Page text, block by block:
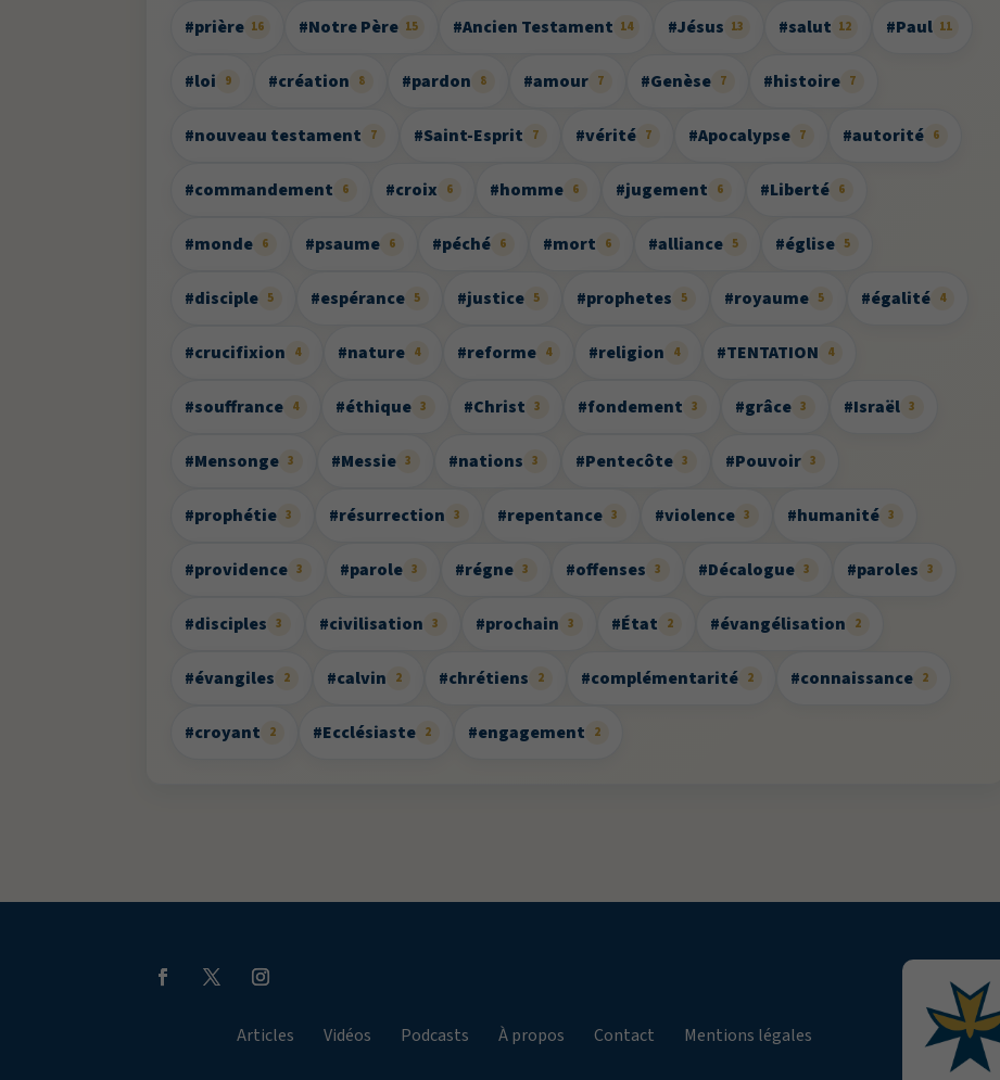
#prière 16 #Notre Père 15 #Ancien Testament 14 #Jésus 13 #salut 12 #Paul 11
#loi 9 #création 8 #pardon 8 #amour 7 #Genèse 7 #histoire 7
#nouveau testament 7 #Saint-Esprit 7 #vérité 7 #Apocalypse 7 #autorité 6
#commandement 6 #croix 6 #homme 6 #jugement 6 #Liberté 6
#monde 6 #psaume 6 #péché 6 #mort 6 #alliance 5 #église 5
#disciple 5 #espérance 5 #justice 5 #prophetes 5 #royaume 5 #égalité 4
#crucifixion 4 #nature 4 #reforme 4 #religion 4 #TENTATION 4
#souffrance 4 #éthique 3 #Christ 3 #fondement 3 #grâce 3 #Israël 3
#Mensonge 3 #Messie 3 #nations 3 #Pentecôte 3 #Pouvoir 3
#prophétie 3 #résurrection 3 #repentance 3 #violence 3 #humanité 3
#providence 3 #parole 3 #régne 3 #offenses 3 #Décalogue 3 #paroles 3
#disciples 3 #civilisation 3 #prochain 3 #État 2 #évangélisation 2
#évangiles 2 #calvin 2 #chrétiens 2 #complémentarité 2 #connaissance 2
#croyant 2 #Ecclésiaste 2 #engagement 2
Articles Vidéos Podcasts À propos Contact Mentions légales